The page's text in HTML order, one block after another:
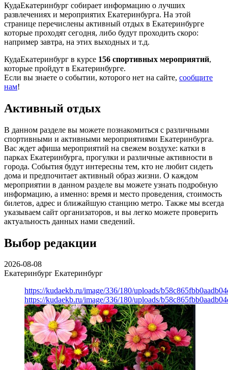
КудаЕкатеринбург собирает информацию о лучших
развлечениях и мероприятих Екатеринбурга. На этой
странице перечислены активный отдых в Екатеринбурге
которые проходят сегодня, либо будут проходить скоро:
например завтра, на этих выходных и т.д.
КудаЕкатеринбург в курсе 156 спортивных мероприятий,
которые пройдут в Екатеринбурге.
Если вы знаете о событии, которого нет на сайте, сообщите
нам!
Активный отдых
В данном разделе вы можете познакомиться с различными
спортивными и активными мероприятиями Екатеринбурга.
Вас ждет афиша мероприятий на свежем воздухе: катки в
парках Екатеринбурга, прогулки и различные активности в
города. События будут интересны тем, кто не любит сидеть
дома и предпочитает активный образ жизни. О каждом
мероприятии в данном разделе вы можете узнать подробную
информацию, а именно: время и место проведения, стоимость
билетов, адрес и ближайшую станцию метро. Также мы всегда
указываем сайт организаторов, и вы легко можете проверить
актуальность данных нами сведений.
Выбор редакции
2026-08-08
Екатеринбург Екатеринбург
https://kudaekb.ru/image/336/180/uploads/
https://kudaekb.ru/image/336/180/uploads/